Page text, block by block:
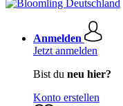
Anmelden
Jetzt anmelden
Bist du neu hier?
Konto erstellen